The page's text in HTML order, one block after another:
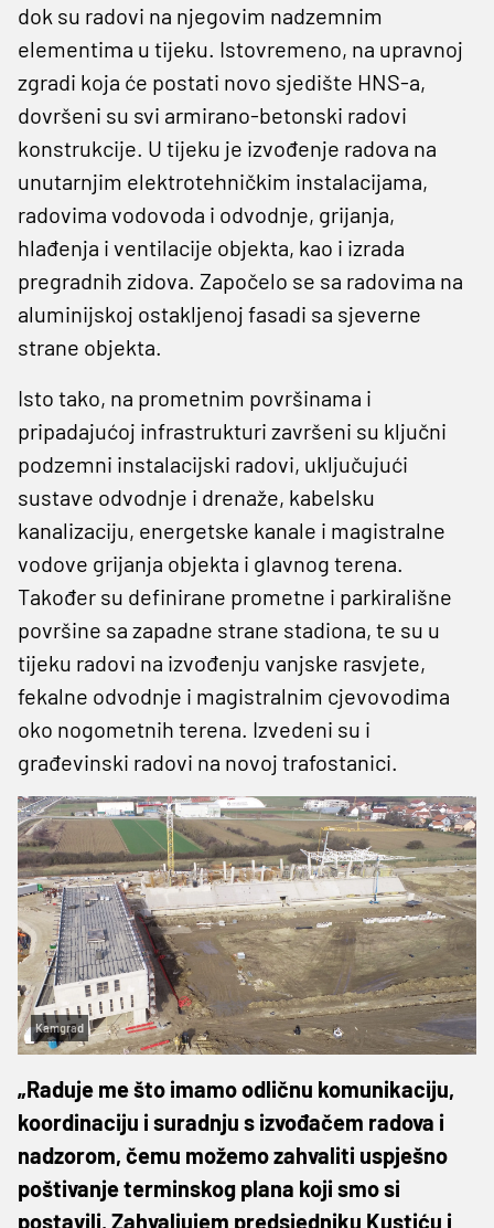
dok su radovi na njegovim nadzemnim
elementima u tijeku. Istovremeno, na upravnoj
zgradi koja će postati novo sjedište HNS-a,
dovršeni su svi armirano-betonski radovi
konstrukcije. U tijeku je izvođenje radova na
unutarnjim elektrotehničkim instalacijama,
radovima vodovoda i odvodnje, grijanja,
hlađenja i ventilacije objekta, kao i izrada
pregradnih zidova. Započelo se sa radovima na
aluminijskoj ostakljenoj fasadi sa sjeverne
strane objekta.
Isto tako, na prometnim površinama i
pripadajućoj infrastrukturi završeni su ključni
podzemni instalacijski radovi, uključujući
sustave odvodnje i drenaže, kabelsku
kanalizaciju, energetske kanale i magistralne
vodove grijanja objekta i glavnog terena.
Također su definirane prometne i parkirališne
površine sa zapadne strane stadiona, te su u
tijeku radovi na izvođenju vanjske rasvjete,
fekalne odvodnje i magistralnim cjevovodima
oko nogometnih terena. Izvedeni su i
građevinski radovi na novoj trafostanici.
Kamgrad
„Raduje me što imamo odličnu komunikaciju,
koordinaciju i suradnju s izvođačem radova i
nadzorom, čemu možemo zahvaliti uspješno
poštivanje terminskog plana koji smo si
postavili. Zahvaljujem predsjedniku Kustiću i